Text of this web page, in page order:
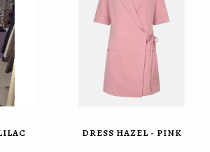
DRESS HAZEL - PINK